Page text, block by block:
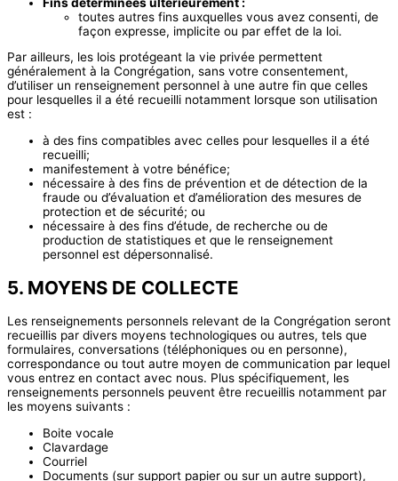
toutes autres fins auxquelles vous avez consenti, de
façon expresse, implicite ou par effet de la loi.
Par ailleurs, les lois protégeant la vie privée permettent
généralement à la Congrégation, sans votre consentement,
d’utiliser un renseignement personnel à une autre fin que celles
pour lesquelles il a été recueilli notamment lorsque son utilisation
est :
à des fins compatibles avec celles pour lesquelles il a été
recueilli;
manifestement à votre bénéfice;
nécessaire à des fins de prévention et de détection de la
fraude ou d’évaluation et d’amélioration des mesures de
protection et de sécurité; ou
nécessaire à des fins d’étude, de recherche ou de
production de statistiques et que le renseignement
personnel est dépersonnalisé.
5. MOYENS DE COLLECTE
Les renseignements personnels relevant de la Congrégation seront
recueillis par divers moyens technologiques ou autres, tels que
formulaires, conversations (téléphoniques ou en personne),
correspondance ou tout autre moyen de communication par lequel
vous entrez en contact avec nous. Plus spécifiquement, les
renseignements personnels peuvent être recueillis notamment par
les moyens suivants :
Boite vocale
Clavardage
Courriel
Documents (sur support papier ou sur un autre support),